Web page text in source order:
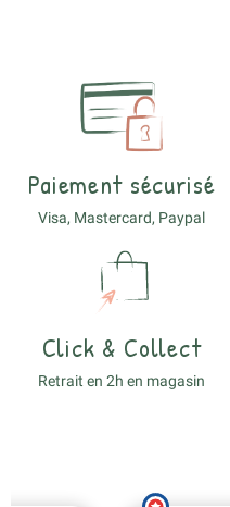
Paiement sécurisé
Visa, Mastercard, Paypal
Click & Collect
Retrait en 2h en magasin